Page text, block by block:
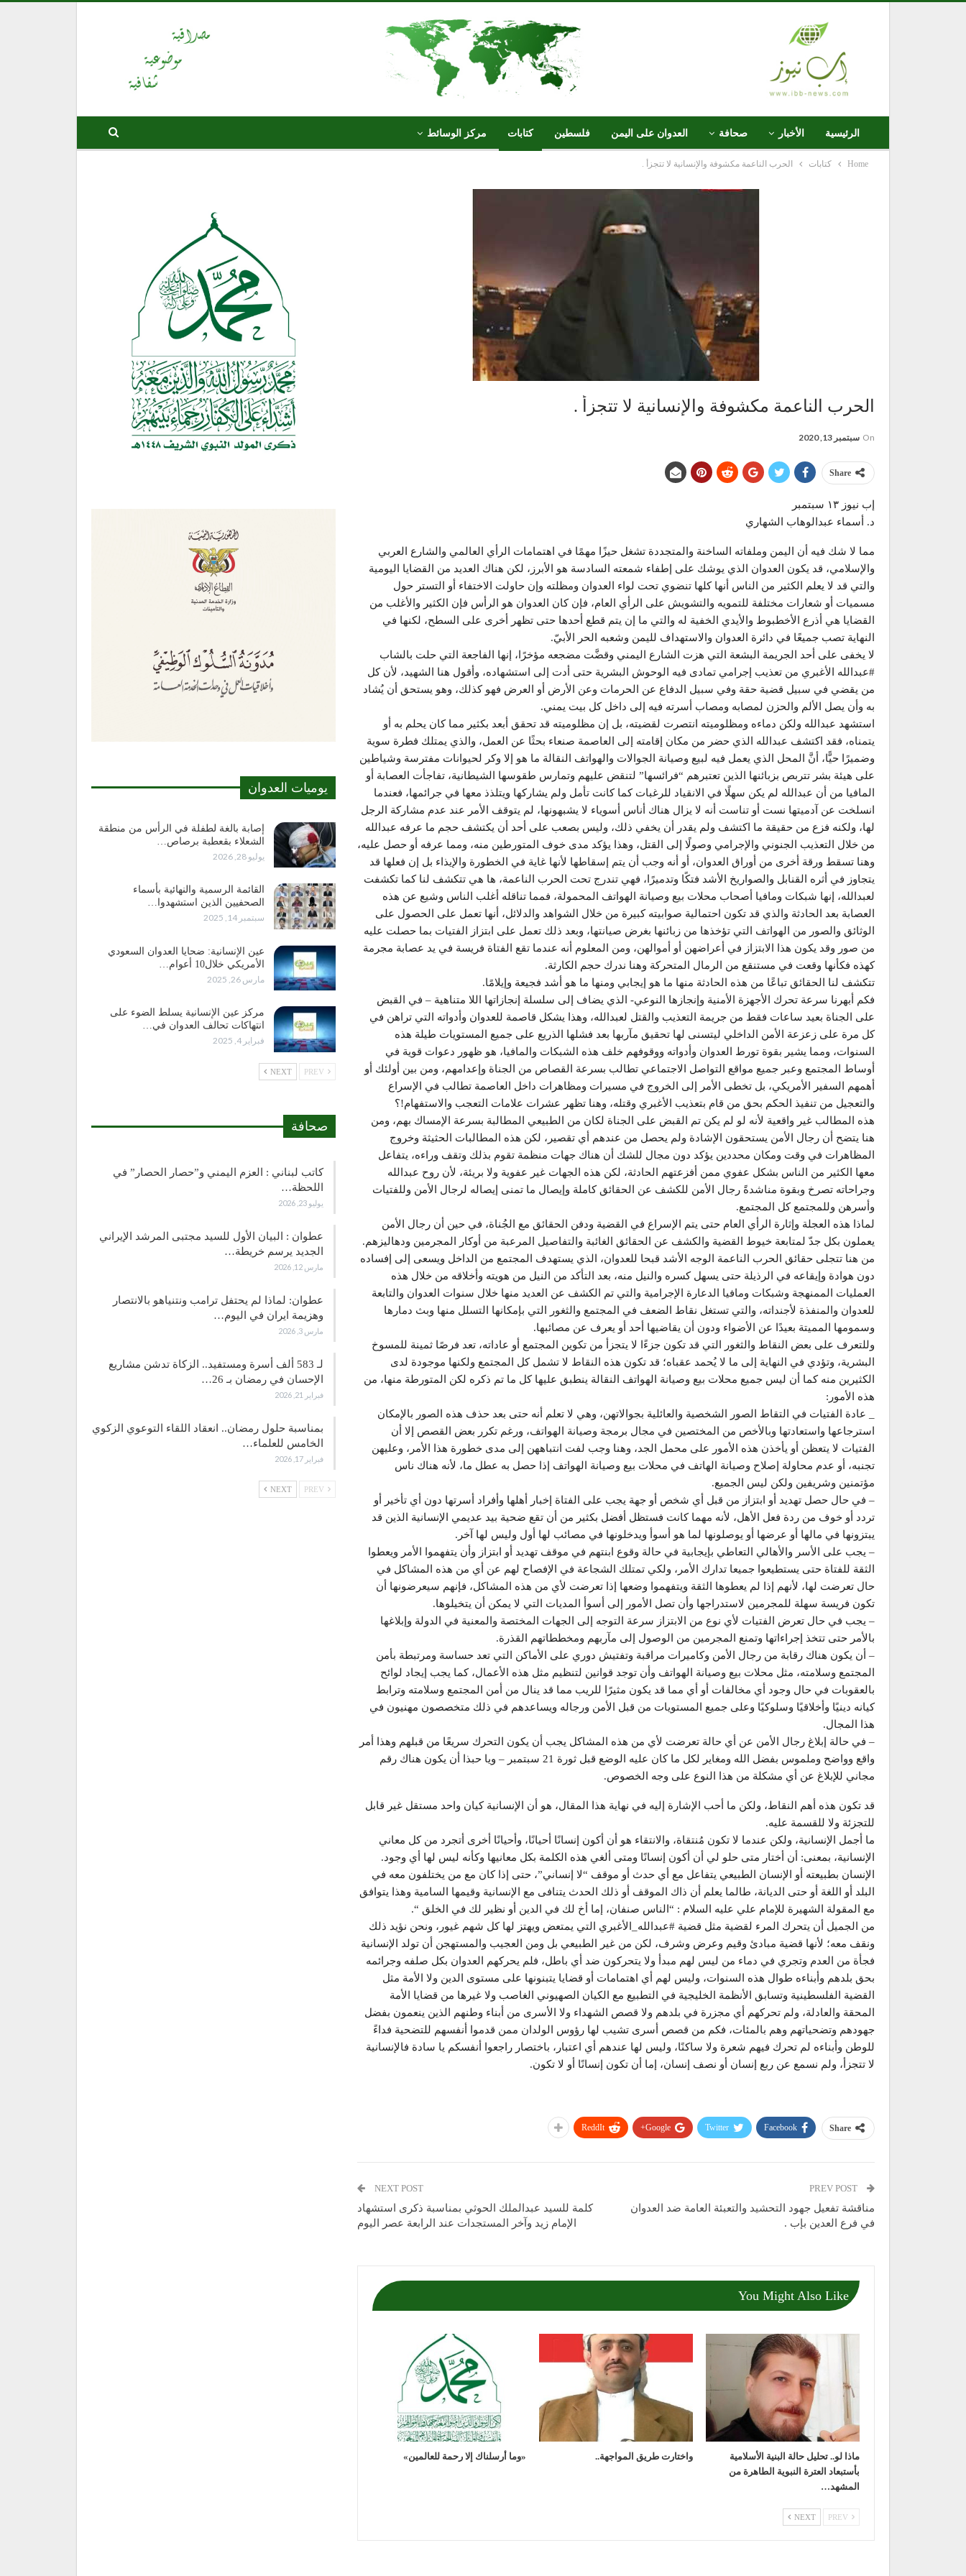
الرئيسية الأخبار صحافة العدوان على اليمن فلسطين كتابات مركز الوسائط
Home كتابات الحرب الناعمة مكشوفة والإنسانية لا تتجزأ .
الحرب الناعمة مكشوفة والإنسانية لا تتجزأ .
On سبتمبر 13, 2020
Share
إب نيوز ١٣ سبتمبر
د. أسماء عبدالوهاب الشهاري
مما لا شك فيه أن اليمن وملفاته الساخنة والمتجددة تشغل حيزًا مهمًا في اهتمامات الرأي العالمي والشارع العربي
والإسلامي، قد يكون العدوان الذي يوشك على إطفاء شمعته السادسة هو الأبرز، لكن هناك العديد من القضايا اليومية
والتي قد لا يعلم الكثير من الناس أنها كلها تنضوي تحت لواء العدوان ومظلته وإن حاولت الاختفاء أو التستر حول
مسميات أو شعارات مختلفة للتمويه والتشويش على الرأي العام، فإن كان العدوان هو الرأس فإن الكثير والأغلب من
القضايا هي أذرع الأخطبوط والأيدي الخفية له والتي ما إن يتم قطع أحدها حتى تظهر أخرى على السطح، لكنها في
النهاية تصب جميعًا في دائرة العدوان والاستهداف لليمن وشعبه الحر الأبيّ.
لا يخفى على أحد الجريمة البشعة التي هزت الشارع اليمني وقضَّت مضجعه مؤخرًا، إنها الفاجعة التي حلت بالشاب
#عبدالله الأغبري من تعذيب إجرامي تمادى فيه الوحوش البشرية حتى أدت إلى استشهاده، وأقول هنا الشهيد، لأن كل
من يقضي في سبيل قضية حقة وفي سبيل الدفاع عن الحرمات وعن الأرض أو العرض فهو كذلك، وهو يستحق أن يُشاد
به وأن يصل الألم والحزن لمصابه ومصاب أسرته فيه إلى داخل كل بيت يمني.
استشهد عبدالله ولكن دماءه ومظلوميته انتصرت لقضيته، بل إن مظلوميته قد تحقق أبعد بكثير مما كان يحلم به أو
يتمناه، فقد اكتشف عبدالله الذي حضر من مكان إقامته إلى العاصمة صنعاء بحثًا عن العمل، والذي يمتلك فطرة سوية
وضميرًا حيًّا، أنَّ المحل الذي يعمل فيه لبيع وصيانة الجوالات والهواتف النقالة ما هو إلا وكر لحيوانات مفترسة وشياطين
على هيئة بشر تتربص بزبائنها الذين تعتبرهم “فرائسها” لتنقض عليهم وتمارس طقوسها الشيطانية، تفاجأت العصابة أو
المافيا من أن عبدالله لم يكن سهلًا في الانقياد للرغبات كما كانت تأمل ولم يشاركها ويتلذذ معها في جرائمها، فعندما
انسلخت عن آدميتها نست أو تناست أنه لا يزال هناك أناس أسوياء لا يشبهونها، لم يتوقف الأمر عند عدم مشاركة الرجل
لها، ولكنه فزع من حقيقة ما اكتشف ولم يقدر أن يخفي ذلك، وليس بصعب على أحد أن يكتشف حجم ما عرفه عبدالله
من خلال التعذيب الجنوني والإجرامي وصولًا إلى القتل، وهذا يؤكد مدى خوف المتورطين منه، ومما عرفه أو حصل عليه،
وهنا تسقط ورقة أخرى من أوراق العدوان، أو أنه وجب أن يتم إسقاطها لأنها غاية في الخطورة والإيذاء بل إن فعلها قد
يتجاوز في أثره القنابل والصواريخ الأشد فتكًا وتدميرًا، فهي تندرج تحت الحرب الناعمة، ها هي تتكشف لنا كما تكشفت
لعبدالله، إنها شبكات ومافيا أصحاب محلات بيع وصيانة الهواتف المحمولة، فمما تناقله أغلب الناس وشيع عن هذه
العصابة بعد الحادثة والذي قد تكون احتمالية صوابيته كبيرة من خلال الشواهد والدلائل، أنها تعمل على الحصول على
الوثائق والصور من الهواتف التي تؤخذها من زبائنها بغرض صيانتها، وبعد ذلك تعمل على ابتزاز الفتيات بما حصلت عليه
من صور وقد يكون هذا الابتزاز في أعراضهن أو أموالهن، ومن المعلوم أنه عندما تقع الفتاة فريسة في يد عصابة مجرمة
كهذه فكأنها وقعت في مستنقع من الرمال المتحركة وهنا ندرك حجم الكارثة.
تتكشف لنا الحقائق تباعًا من هذه الحادثة منها ما هو إيجابي ومنها ما هو أشد فجيعة وإيلامًا.
فكم أبهرنا سرعة تحرك الأجهزة الأمنية وإنجازها النوعي- الذي يضاف إلى سلسلة إنجازاتها اللا متناهية – في القبض
على الجناة بعيد ساعات فقط من جريمة التعذيب والقتل لعبدالله، وهذا يشكل قاصمة للعدوان وأدواته التي تراهن في
كل مرة على زعزعة الأمن الداخلي ليتسنى لها تحقيق مآربها بعد فشلها الذريع على جميع المستويات طيلة هذه
السنوات، ومما يشير بقوة تورط العدوان وأدواته ووقوفهم خلف هذه الشبكات والمافيا، هو ظهور دعوات قوية في
أوساط المجتمع وعبر جميع مواقع التواصل الاجتماعي تطالب بسرعة القصاص من الجناة وإعدامهم، ومن بين أولئك أو
أهمهم السفير الأمريكي، بل تخطى الأمر إلى الخروج في مسيرات ومظاهرات داخل العاصمة تطالب في الإسراع
والتعجيل من تنفيذ الحكم بحق من قام بتعذيب الأغبري وقتله، وهنا تظهر عشرات علامات التعجب والاستفهام!؟
هذه المطالب غير واقعية لأنه لو لم يكن تم القبض على الجناة لكان من الطبيعي المطالبة بسرعة الإمساك بهم، ومن
هنا يتضح أن رجال الأمن يستحقون الإشادة ولم يحصل من عندهم أي تقصير، لكن هذه المطالبات الحثيثة وخروج
المظاهرات في وقت ومكان محددين يؤكد دون مجال للشك أن هناك جهات منظمة تقوم بذلك وتقف وراءه، يتفاعل
معها الكثير من الناس بشكل عفوي ممن أفزعتهم الحادثة، لكن هذه الجهات غير عفوية ولا بريئة، لأن روح عبدالله
وجراحاته تصرخ وبقوة مناشدةً رجال الأمن للكشف عن الحقائق كاملة وإيصال ما تمنى إيصاله لرجال الأمن وللفتيات
وأسرهن وللمجتمع كل المجتمع.
لماذا هذه العجلة وإثارة الرأي العام حتى يتم الإسراع في القضية ودفن الحقائق مع الجُناة، في حين أن رجال الأمن
يعملون بكل جدّ لمتابعة خيوط القضية والكشف عن الحقائق الغائبة والتفاصيل المرعبة من أوكار المجرمين ودهاليزهم.
من هنا تتجلى حقائق الحرب الناعمة الوجه الأشد قبحا للعدوان، الذي يستهدف المجتمع من الداخل ويسعى إلى إفساده
دون هوادة وإيقاعه في الرذيلة حتى يسهل كسره والنيل منه، بعد التأكد من النيل من هويته وأخلاقه من خلال هذه
العمليات الممنهجة وشبكات ومافيا الدعارة الإجرامية والتي تم الكشف عن العديد منها خلال سنوات العدوان والتابعة
للعدوان والمنفذة لأجنداته، والتي تستغل نقاط الضعف في المجتمع والثغور التي بإمكانها التسلل منها وبث دمارها
وسمومها المميتة بعيدًا عن الأضواء ودون أن يقاضيها أحد أو يعرف عن مصائبها.
وللتعرف على بعض النقاط والثغور التي قد تكون جزءًا لا يتجزأ من تكوين المجتمع أو عاداته، تعد فرصًا ثمينة للمسوخ
البشرية، وتؤدي في النهاية إلى ما لا يُحمد عقباه؛ قد تكون هذه النقاط لا تشمل كل المجتمع ولكنها موجودة لدى
الكثيرين منه كما أن ليس جميع محلات بيع وصيانة الهواتف النقالة ينطبق عليها كل ما تم ذكره لكن المتورطة منها، من
هذه الأمور:
_ عادة الفتيات في التقاط الصور الشخصية والعائلية بجوالاتهن، وهي لا تعلم أنه حتى بعد حذف هذه الصور بالإمكان
استرجاعها واستعادتها وبالأخص من المختصين في مجال برمجة وصيانة الهواتف، ورغم تكرر بعض القصص إلا أن
الفتيات لا يتعظن أو يأخذن هذه الأمور على محمل الجد، وهنا وجب لفت انتباههن إلى مدى خطورة هذا الأمر، وعليهن
تجنبه، أو عدم محاولة إصلاح وصيانة الهاتف في محلات بيع وصيانة الهواتف إذا حصل به عطل ما، لأنه هناك ناس
مؤتمنين وشريفين ولكن ليس الجميع.
– في حال حصل تهديد أو ابتزاز من قبل أي شخص أو جهة يجب على الفتاة إخبار أهلها وأفراد أسرتها دون أي تأخير أو
تردد أو خوف من ردة فعل الأهل، لأنه مهما كانت فستظل أفضل بكثير من أن تقع ضحية بيد عديمي الإنسانية الذين قد
يبتزونها في مالها أو عرضها أو يوصلونها لما هو أسوأ ويدخلونها في مصائب لها أول وليس لها آخر.
– يجب على الأسر والأهالي التعاطي بإيجابية في حالة وقوع ابنتهم في موقف تهديد أو ابتزاز وأن يتفهموا الأمر ويعطوا
الثقة للفتاة حتى يستطيعوا جميعا تدارك الأمر، ولكي تمتلك الشجاعة في الإفصاح لهم عن أي من هذه المشاكل في
حال تعرضت لها، لأنهم إذا لم يعطوها الثقة ويتفهموا وضعها إذا تعرضت لأي من هذه المشاكل، فإنهم سيعرضونها أن
تكون فريسة سهلة للمجرمين لاستدراجها وأن تصل الأمور إلى أسوأ المديات التي لا يمكن أن يتخيلوها.
– يجب في حال تعرض الفتيات لأي نوع من الابتزاز سرعة التوجه إلى الجهات المختصة والمعنية في الدولة وإبلاغها
بالأمر حتى تتخذ إجراءاتها وتمنع المجرمين من الوصول إلى مآربهم ومخططاتهم القذرة.
– أن يكون هناك رقابة من رجال الأمن وكاميرات مراقبة وتفتيش دوري على الأماكن التي تعد حساسة ومرتبطة بأمن
المجتمع وسلامته، مثل محلات بيع وصيانة الهواتف وأن توجد قوانين لتنظيم مثل هذه الأعمال، كما يجب إيجاد لوائح
بالعقوبات في حال وجود أي مخالفات أو أي مما قد يكون مثيرًا للريب مما قد ينال من أمن المجتمع وسلامته وترابط
كيانه دينيًا وأخلاقيًا وسلوكيًا وعلى جميع المستويات من قبل الأمن ورجاله ويساعدهم في ذلك متخصصون مهنيون في
هذا المجال.
– في حالة إبلاغ رجال الأمن عن أي حالة تعرضت لأي من هذه المشاكل يجب أن يكون التحرك سريعًا من قبلهم وهذا أمر
واقع وواضح وملموس بفضل الله ومغاير لكل ما كان عليه الوضع قبل ثورة 21 سبتمبر – ويا حبذا أن يكون هناك رقم
مجاني للإبلاغ عن أي مشكلة من هذا النوع على وجه الخصوص.
قد تكون هذه أهم النقاط، ولكن ما أحب الإشارة إليه في نهاية هذا المقال، هو أن الإنسانية كيان واحد مستقل غير قابل
للتجزئة ولا للقسمة عليه.
ما أجمل الإنسانية، ولكن عندما لا تكون مُنتقاة، والانتقاء هو أن أكون إنسانًا أحيانًا، وأحيانًا أخرى أتجرد من كل معاني
الإنسانية، بمعنى: أن أختار متى حلو لي أن أكون إنسانًا ومتى ألغي هذه الكلمة بكل معانيها وكأنه ليس لها أي وجود.
الإنسان بطبيعته أو الإنسان الطبيعي يتفاعل مع أي حدث أو موقف “لا إنساني”، حتى إذا كان مع من يختلفون معه في
البلد أو اللغة أو حتى الديانة، طالما يعلم أن ذاك الموقف أو ذلك الحدث يتنافى مع الإنسانية وقيمها السامية وهذا يتوافق
مع المقولة الشهيرة للإمام علي عليه السلام : “الناس صنفان، إما أخ لك في الدين أو نظير لك في الخلق “.
من الجميل أن يتحرك المرء لقضية مثل قضية #عبدالله_الأغبري التي يمتعض ويهتز لها كل شهم غيور، ونحن نؤيد ذلك
ونقف معه؛ لأنها قضية مبادئ وقيم وعرض وشرف، لكن من غير الطبيعي بل ومن العجيب والمستهجن أن تولد الإنسانية
فجأة من العدم وتجري في دماء من ليس لهم مبدأ ولا يتحركون ضد أي باطل، فلم يحركهم العدوان بكل صلفه وجرائمه
بحق بلدهم وأبناءه طوال هذه السنوات، وليس لهم أي اهتمامات أو قضايا يتبنونها على مستوى الدين ولا الأمة مثل
القضية الفلسطينية وتسابق الأنظمة الخليجية في التطبيع مع الكيان الصهيوني الغاصب ولا غيرها من قضايا الأمة
المحقة والعادلة، ولم تحركهم أي مجزرة في بلدهم ولا قصص الشهداء ولا الأسرى من أبناء وطنهم الذين ينعمون بفضل
جهودهم وتضحياتهم وهم بالمئات، فكم من قصص أسرى تشيب لها رؤوس الولدان ممن قدموا أنفسهم للتضحية فداءً
للوطن وأبناءه لم تحرك فيهم شعرة ولا ساكنًا، وليس لها عندهم أي اعتبار، باختصار راجعوا أنفسكم يا سادة فالإنسانية
لا تتجزأ، ولم نسمع عن ربع إنسان أو نصف إنسان، إما أن تكون إنسانًا أو لا تكون.
Share
Facebook
Twitter
Google+
ReddIt
مناقشة تفعيل جهود التحشيد والتعبئة العامة ضد العدوان
في فرع العدين بإب .
NEXT POST
كلمة للسيد عبدالملك الحوثي بمناسبة ذكرى استشهاد
الإمام زيد وآخر المستجدات عند الرابعة عصر اليوم
You Might Also Like
ماذا لو.. تحليل حالة البنية الأسلامية
بأستبعاد العترة النبوية الطاهرة من
المشهد…
واختارت طريق المواجهة.. «وما أرسلناك إلا رحمة للعالمين»
NEXT
يوميات العدوان
إصابة بالغة لطفلة في الرأس من منطقة
الشعلاء بقعطبة برصاص…
يوليو 28, 2026
القائمة الرسمية والنهائية بأسماء
الصحفيين الذين استشهدوا…
سبتمبر 14, 2025
عين الإنسانية: ضحايا العدوان السعودي
الأمريكي خلال10 أعوام…
مارس 26, 2025
مركز عين الإنسانية يسلط الضوء على
انتهاكات تحالف العدوان في…
فبراير 4, 2025
NEXT
صحافة
كاتب لبناني : العزم اليمني و”حصار الحصار” في
اللحظة…
يوليو 23, 2026
عطوان : البيان الأول للسيد مجتبى المرشد الإيراني
الجديد يرسم خريطة…
مارس 12, 2026
عطوان: لماذا لم يحتفل ترامب ونتنياهو بالانتصار
وهزيمة ايران في اليوم…
مارس 3, 2026
لـ 583 ألف أسرة ومستفيد.. الزكاة تدشن مشاريع
الإحسان في رمضان بـ 26…
فبراير 21, 2026
بمناسبة حلول رمضان.. انعقاد اللقاء التوعوي الزكوي
الخامس للعلماء…
فبراير 17, 2026
NEXT